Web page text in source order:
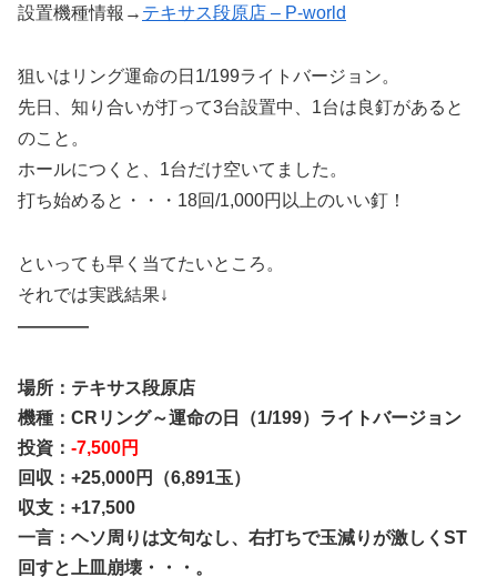
設置機種情報→ テキサス段原店 – P-world
狙いはリング運命の日1/199ライトバージョン。
先日、知り合いが打って3台設置中、1台は良釘があると
のこと。
ホールにつくと、1台だけ空いてました。
打ち始めると・・・18回/1,000円以上のいい釘！
といっても早く当てたいところ。
それでは実践結果↓
————
場所：テキサス段原店
機種：CRリング～運命の日（1/199）ライトバージョン
投資： -7,500円
回収：+25,000円（6,891玉）
収支：+17,500
一言：ヘソ周りは文句なし、右打ちで玉減りが激しくST
回すと上皿崩壊・・・。